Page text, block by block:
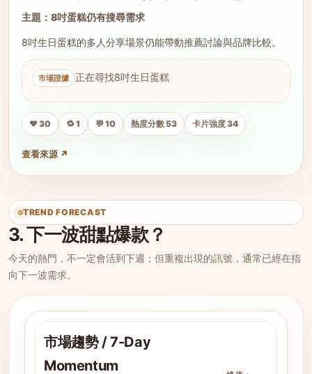
主題：8吋蛋糕仍有搜尋需求
8吋生日蛋糕的多人分享場景仍能帶動推薦討論與品牌比較。
正在尋找8吋生日蛋糕
❤️ 30 🔁 1 💬 10 熱度分數 53 卡片強度 34
查看來源 ↗
TREND FORECAST
3. 下一波甜點爆款？
今天的熱門，不一定會活到下週；但重複出現的訊號，通常已經在指
向下一波需求。
市場趨勢 / 7-Day
Momentum